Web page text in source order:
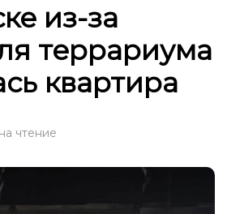
из-за
террариума
квартира
чтение